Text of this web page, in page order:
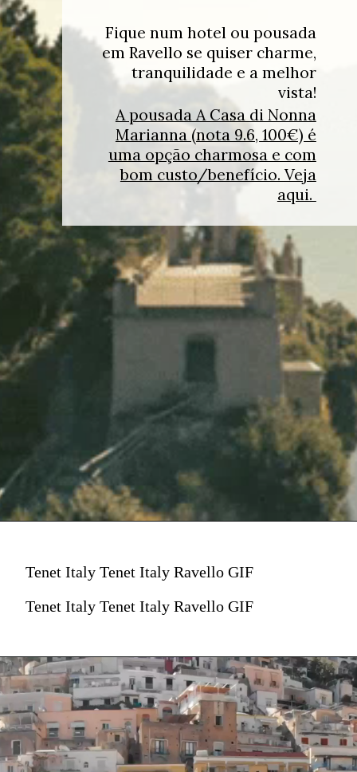
Fique num hotel ou pousada
em Ravello se quiser charme,
tranquilidade e a melhor
vista!
A pousada A Casa di Nonna
Marianna (nota 9.6, 100€) é
uma opção charmosa e com
bom custo/benefício. Veja
aqui.
Tenet Italy Tenet Italy Ravello GIF
Tenet Italy Tenet Italy Ravello GIF